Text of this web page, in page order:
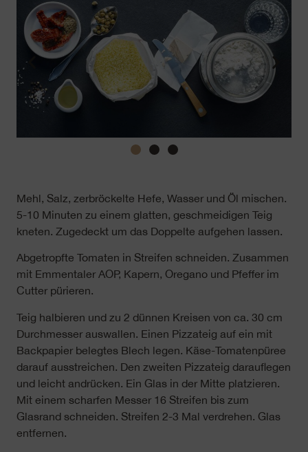
Mehl, Salz, zerbröckelte Hefe, Wasser und Öl mischen.
5-10 Minuten zu einem glatten, geschmeidigen Teig
kneten. Zugedeckt um das Doppelte aufgehen lassen.
Abgetropfte Tomaten in Streifen schneiden. Zusammen
mit Emmentaler AOP, Kapern, Oregano und Pfeffer im
Cutter pürieren.
Teig halbieren und zu 2 dünnen Kreisen von ca. 30 cm
Durchmesser auswallen. Einen Pizzateig auf ein mit
Backpapier belegtes Blech legen. Käse-Tomatenpüree
darauf ausstreichen. Den zweiten Pizzateig darauflegen
und leicht andrücken. Ein Glas in der Mitte platzieren.
Mit einem scharfen Messer 16 Streifen bis zum
Glasrand schneiden. Streifen 2-3 Mal verdrehen. Glas
entfernen.